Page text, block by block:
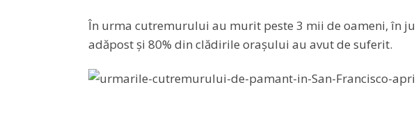
În urma cutremurului au murit peste 3 mii de oameni, în
adăpost și 80% din clădirile orașului au avut de suferit.